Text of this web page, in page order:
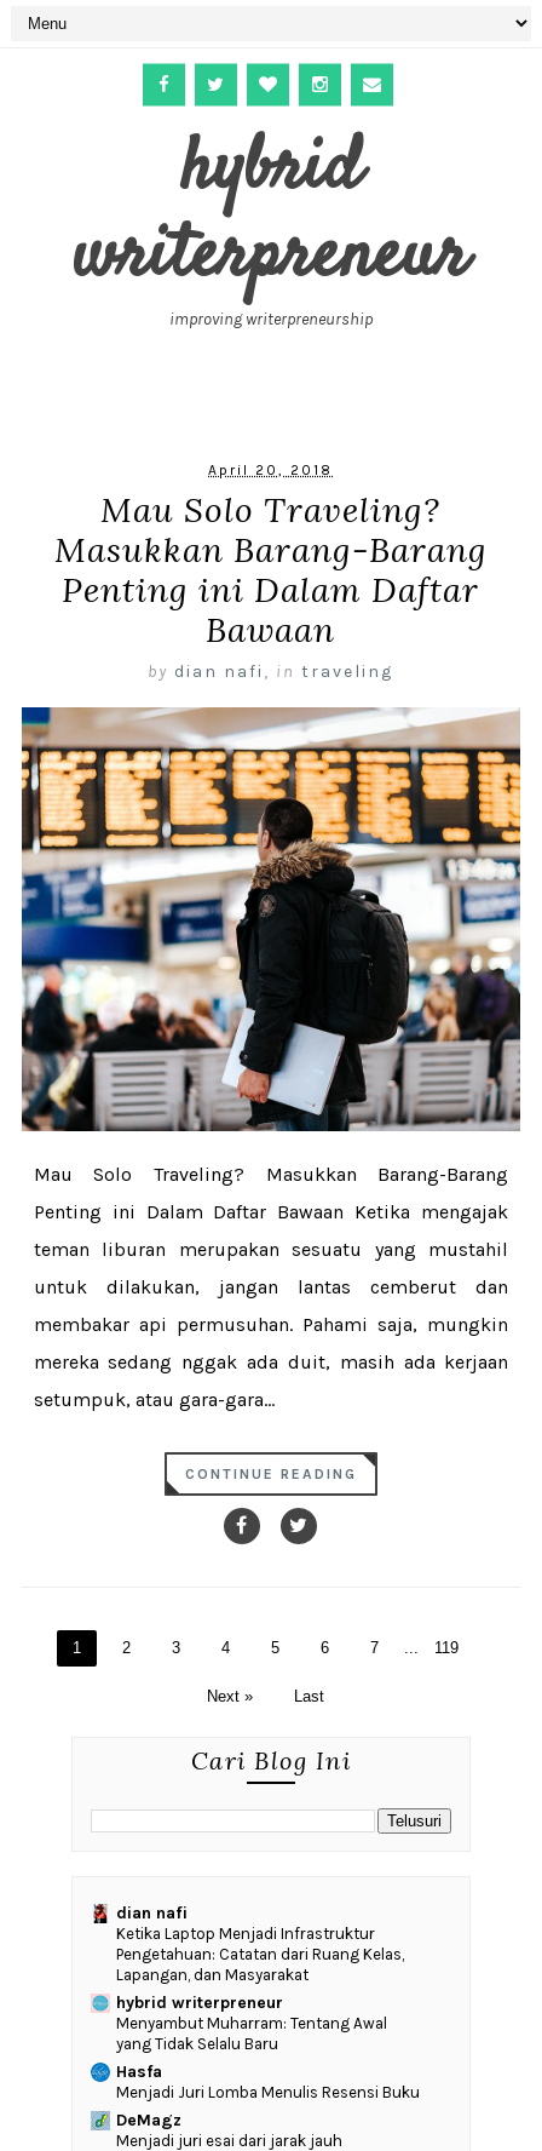
hybrid
writerpreneur
improving writerpreneurship
April 20, 2018
Mau Solo Traveling?
Masukkan Barang-Barang
Penting ini Dalam Daftar
Bawaan
by dian nafi , in traveling
Mau Solo Traveling? Masukkan Barang-Barang
Penting ini Dalam Daftar Bawaan Ketika mengajak
teman liburan merupakan sesuatu yang mustahil
untuk dilakukan, jangan lantas cemberut dan
membakar api permusuhan. Pahami saja, mungkin
mereka sedang nggak ada duit, masih ada kerjaan
setumpuk, atau gara-gara...
CONTINUE READING
1 2 3 4 5 6 7 ... 119
Next » Last
Cari Blog Ini
dian nafi
Ketika Laptop Menjadi Infrastruktur
Pengetahuan: Catatan dari Ruang Kelas,
Lapangan, dan Masyarakat
hybrid writerpreneur
Menyambut Muharram: Tentang Awal
yang Tidak Selalu Baru
Hasfa
Menjadi Juri Lomba Menulis Resensi Buku
DeMagz
Menjadi juri esai dari jarak jauh